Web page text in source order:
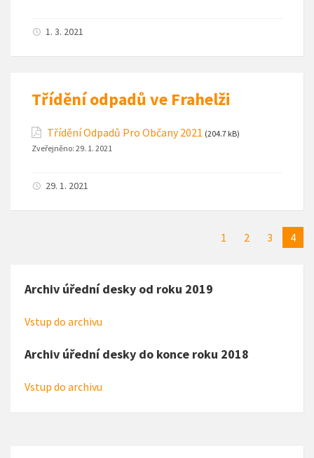
1. 3. 2021
Třídění odpadů ve Frahelži
Třídění Odpadů Pro Občany 2021 (204.7 kB)
Zveřejněno: 29. 1. 2021
29. 1. 2021
1 2 3 4
Archiv úřední desky od roku 2019
Vstup do archivu
Archiv úřední desky do konce roku 2018
Vstup do archivu